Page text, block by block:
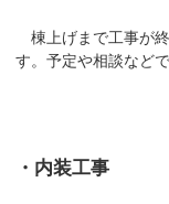
棟上げまで工事が
す。予定や相談など
・内装工事